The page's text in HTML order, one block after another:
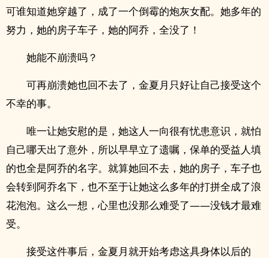
可谁知道她穿越了，成了一个倒霉的炮灰女配。她多年的
努力，她的房子车子，她的阿乔，全没了！
她能不崩溃吗？
可再崩溃她也回不去了，金夏月只好让自己接受这个
不幸的事。
唯一让她安慰的是，她这人一向很有忧患意识，就怕
自己哪天出了意外，所以早早立了遗嘱，保单的受益人填
的也全是阿乔的名字。就算她回不去，她的房子，车子也
会转到阿乔名下，也不至于让她这么多年的打拼全成了浪
花泡泡。这么一想，心里也没那么难受了——没钱才最难
受。
接受这件事后，金夏月就开始考虑这具身体以后的